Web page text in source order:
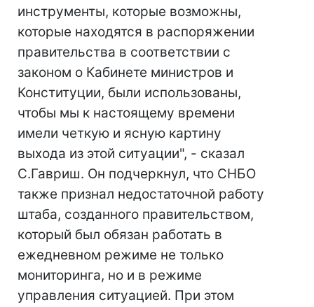
инструменты, которые возможны,
которые находятся в распоряжении
правительства в соответствии с
законом о Кабинете министров и
Конституции, были использованы,
чтобы мы к настоящему времени
имели четкую и ясную картину
выхода из этой ситуации", - сказал
С.Гавриш. Он подчеркнул, что СНБО
также признал недостаточной работу
штаба, созданного правительством,
который был обязан работать в
ежедневном режиме не только
мониторинга, но и в режиме
управления ситуацией. При этом